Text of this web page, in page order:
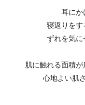
耳にか
寝返りをす
ずれを気に
肌に触れる面積が
心地よい肌